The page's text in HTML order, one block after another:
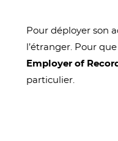
Pour déployer son
l’étranger. Pour
Employer of
particulier.